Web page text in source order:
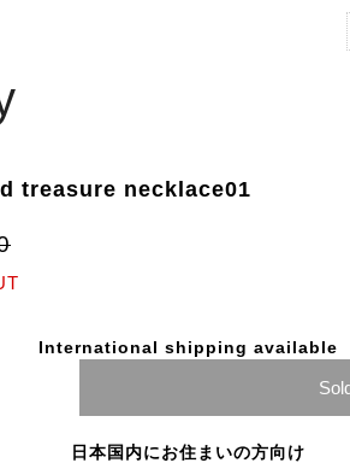
treasure necklace01
International shipping available
日本国内にお住まいの方向け